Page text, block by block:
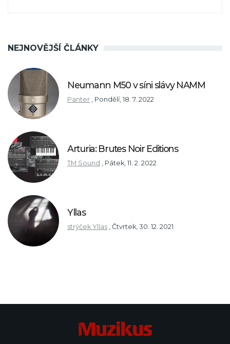
NEJNOVĚJŠÍ ČLÁNKY
Neumann M50 v síni slávy NAMM
Panter Pondělí, 18. 7. 2022
Arturia: Brutes Noir Editions
TM Sound Pátek, 11. 2. 2022
Yllas
strýček Yllas Čtvrtek, 30. 12. 2021